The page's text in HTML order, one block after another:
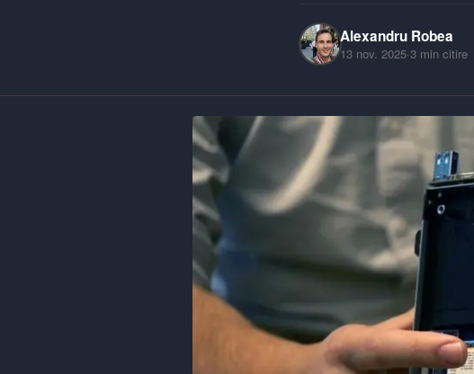
Alexandru Robea
13 nov. 2025·3 min citire